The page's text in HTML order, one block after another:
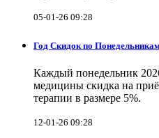
05-01-26 09:28
Год Скидок по
Каждый понедельник
медицины скидка на
терапии в размере 5%.
12-01-26 09:28